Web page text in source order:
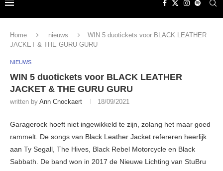
Home nieuws
WIN 5 duotickets voor BLACK LEATHER
JACKET & THE GURU GURU
NIEUWS
WIN 5 duotickets voor BLACK LEATHER
JACKET & THE GURU GURU
written by Ann Cnockaert 18/09/2021
Garagerock hoeft niet ingewikkeld te zijn, zolang het maar goed
rammelt. De songs van Black Leather Jacket refereren heerlijk
aan Ty Segall, The Hives, Black Rebel Motorcycle en Black
Sabbath. De band won in 2017 de Nieuwe Lichting van StuBru